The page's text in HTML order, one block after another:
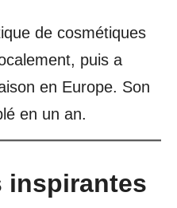
de cosmétiques
puis a
en Europe. Son
en un an.
inspirantes